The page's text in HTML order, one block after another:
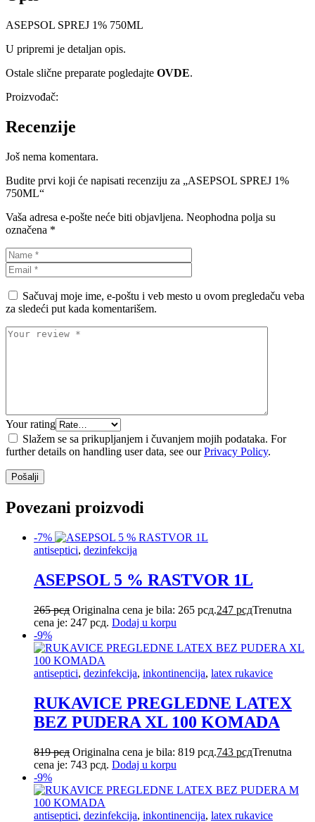
ASEPSOL SPREJ 1% 750ML
U pripremi je detaljan opis.
Ostale slične preparate pogledajte OVDE.
Proizvođač:
Recenzije
Još nema komentara.
Budite prvi koji će napisati recenziju za „ASEPSOL SPREJ 1%
750ML“
Vaša adresa e-pošte neće biti objavljena. Neophodna polja su
označena *
Sačuvaj moje ime, e-poštu i veb mesto u ovom pregledaču veba
za sledeći put kada komentarišem.
Your rating
Slažem se sa prikupljanjem i čuvanjem mojih podataka. For
further details on handling user data, see ourPrivacy Policy.
Povezani proizvodi
-7%
antiseptici, dezinfekcija
ASEPSOL 5 % RASTVOR 1L
265рсд Originalna cena je bila: 265 рсд.247 рсдTrenutna
cena je: 247 рсд. Dodaj u korpu
-9%
antiseptici, dezinfekcija, inkontinencija, latex rukavice
RUKAVICE PREGLEDNE LATEX
BEZ PUDERA XL 100 KOMADA
819рсд Originalna cena je bila: 819 рсд.743 рсдTrenutna
cena je: 743 рсд. Dodaj u korpu
-9%
antiseptici, dezinfekcija, inkontinencija, latex rukavice